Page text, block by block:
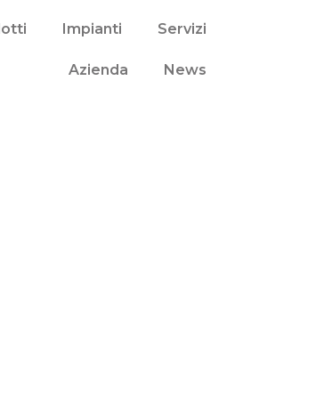
Impianti Servizi
Azienda News